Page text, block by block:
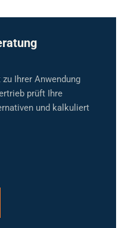
Ihrer Anwendung
prüft Ihre
und kalkuliert